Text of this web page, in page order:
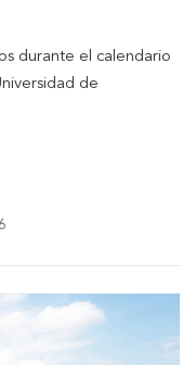
durante el calendario
de